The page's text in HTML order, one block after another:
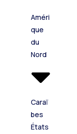
Améri
que
du
Nord
Caraï
bes
États